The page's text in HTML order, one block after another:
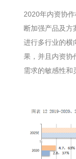
2020年内资协
断加强产品及方
进行多行业的横
果，并且内资协
需求的敏感性和